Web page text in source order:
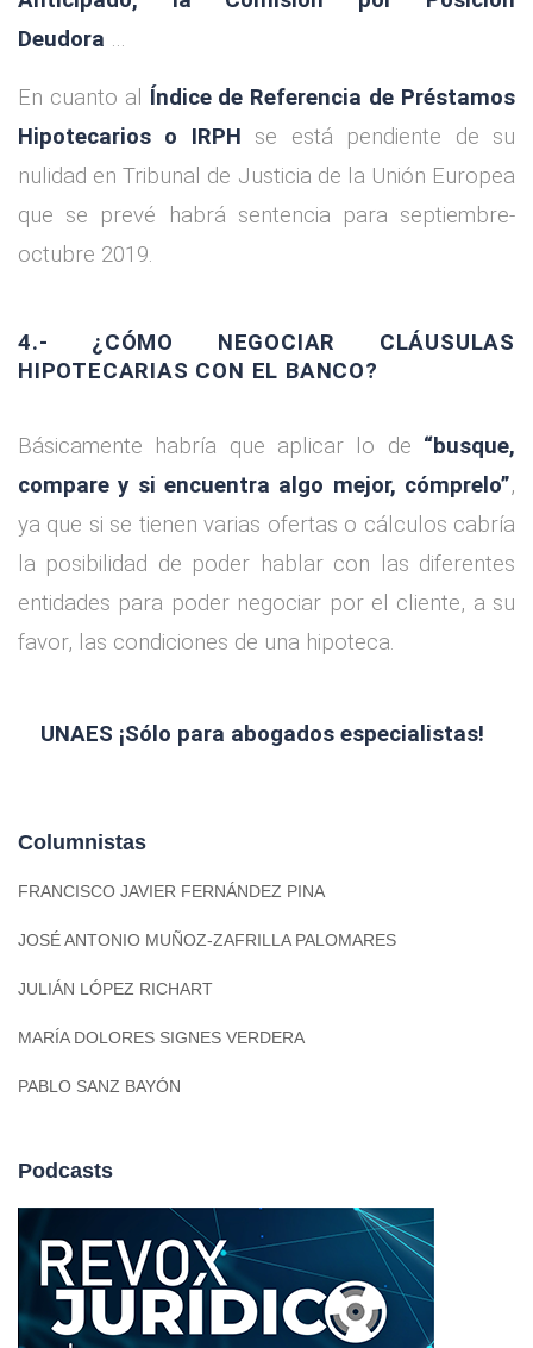
Deudora …
En cuanto al Índice de Referencia de Préstamos
Hipotecarios o IRPH se está pendiente de su
nulidad en Tribunal de Justicia de la Unión Europea
que se prevé habrá sentencia para septiembre-
octubre 2019.
4.- ¿CÓMO NEGOCIAR CLÁUSULAS
HIPOTECARIAS CON EL BANCO?
Básicamente habría que aplicar lo de “busque,
compare y si encuentra algo mejor, cómprelo”,
ya que si se tienen varias ofertas o cálculos cabría
la posibilidad de poder hablar con las diferentes
entidades para poder negociar por el cliente, a su
favor, las condiciones de una hipoteca.
UNAES ¡Sólo para abogados especialistas!
Columnistas
FRANCISCO JAVIER FERNÁNDEZ PINA
JOSÉ ANTONIO MUÑOZ-ZAFRILLA PALOMARES
JULIÁN LÓPEZ RICHART
MARÍA DOLORES SIGNES VERDERA
PABLO SANZ BAYÓN
Podcasts